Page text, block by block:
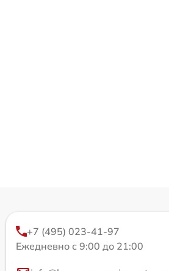
+7 (495) 023-41-97
Ежедневно с 9:00 до 21:00